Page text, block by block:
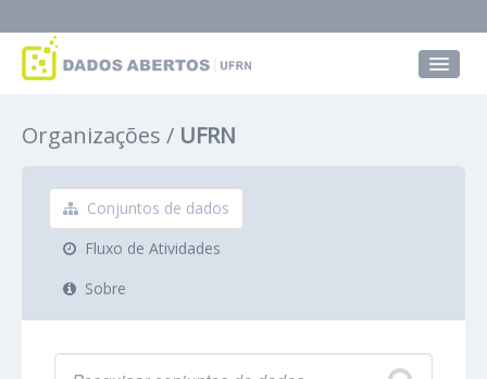
Grupos
Sobre
Organizações UFRN
Conjuntos de dados
Fluxo de Atividades
Sobre